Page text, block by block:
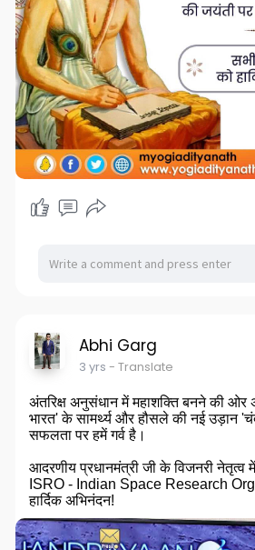
Abhi Garg
3 yrs - Translate
अंतरिक्ष अनुसंधान में महाशक्ति बनने की ओर
भारत' के सामर्थ्य और हौसले की नई उड़ान
सफलता पर हमें गर्व है।
आदरणीय प्रधानमंत्री जी के विजनरी नेतृत्व
ISRO - Indian Space Research
हार्दिक अभिनंदन!